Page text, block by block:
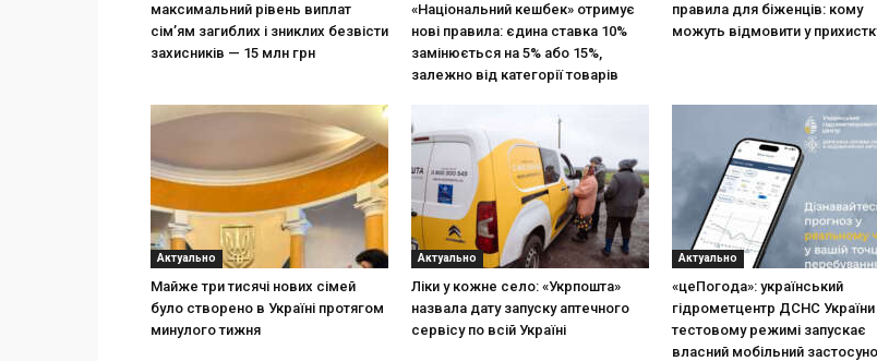
максимальний рівень виплат
сім’ям загиблих і зниклих безвісти
захисників — 15 млн грн
«Національний кешбек» отримує
нові правила: єдина ставка 10%
замінюється на 5% або 15%,
залежно від категорії товарів
правила для біженців: кому
можуть відмовити у
Актуально
Майже три тисячі нових сімей
було створено в Україні протягом
минулого тижня
Актуально
Ліки у кожне село: «Укрпошта»
назвала дату запуску аптечного
сервісу по всій Україні
Актуально
«цеПогода»: український
гідрометцентр ДСНС України
тестовому режимі запускає
власний мобільний